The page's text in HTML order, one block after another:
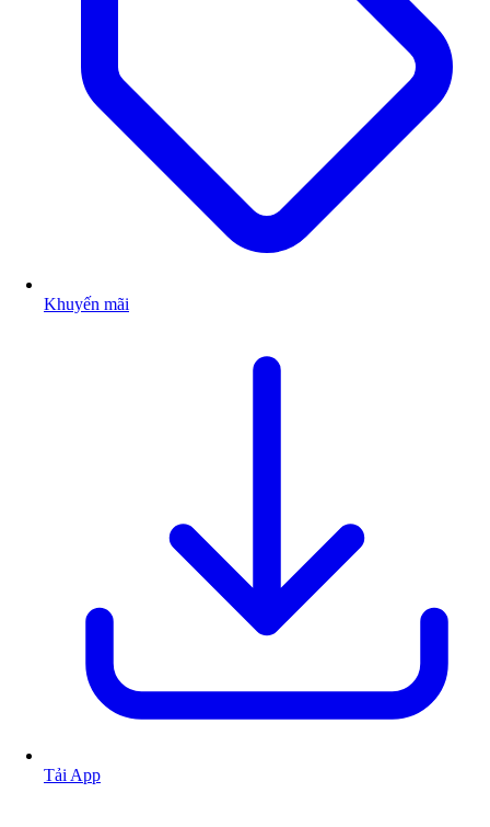
Khuyến mãi
Tải App